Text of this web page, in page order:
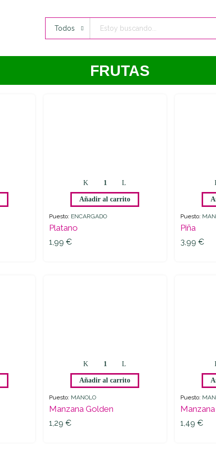
Todos
FRUTAS
Añadir al carrito
1,99€
Puesto: ENCARGADO
Platano
1,99€
3,99
Puesto:
Piña
3,99 €
Añadir al carrito
1,29€
Puesto: MANOLO
Manzana Golden
1,29€
1,49€
Puesto:
Manzana
1,49 €